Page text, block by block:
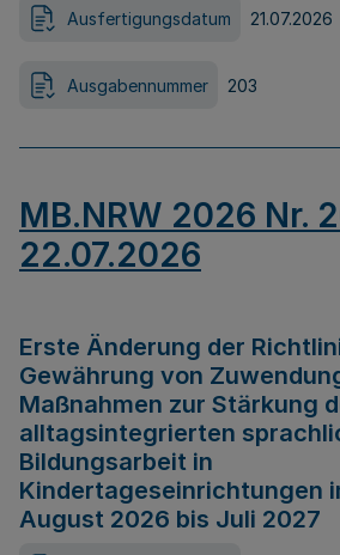
Ausfertigungsdatum 21.07.2026
Ausgabennummer 203
MB.NRW 2026 Nr.
22.07.2026
Erste Änderung der
Gewährung von
Maßnahmen zur Stärkung
alltagsintegrierten
Bildungsarbeit in
Kindertageseinrichtungen
August 2026 bis Juli 2027